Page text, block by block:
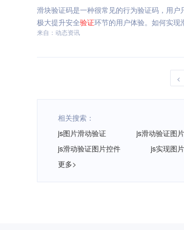
滑块验证码是一种很常见的行为验证码，用户
极大提升安全验证环节的用户体验。如何实现
来自：动态资讯
<
相关搜索：
js图片滑动验证
js滑动验证图片
js滑动验证图片控件
js实现图
更多>